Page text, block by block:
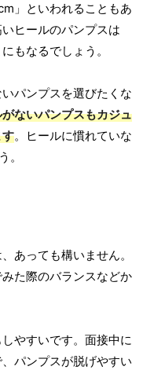
」といわれることもあ
ヒールのパンプスは
もなるでしょう。
パンプスを選びたくな
ないパンプスもカジュ
。ヒールに慣れていな
。
あっても構いません。
た際のバランスなどか
やすいです。面接中に
パンプスが脱げやすい